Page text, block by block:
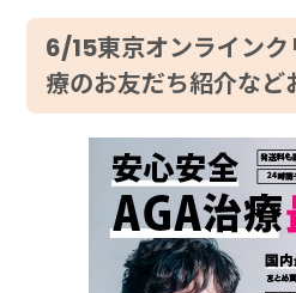
6/15東京オンライン
療のお友だち紹介など